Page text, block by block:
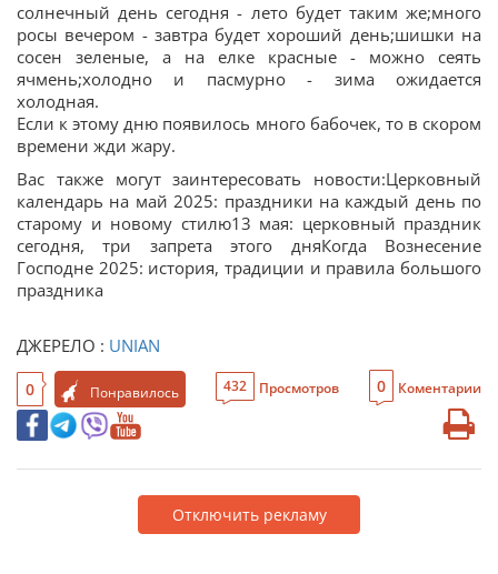
солнечный день сегодня - лето будет таким же;много
росы вечером - завтра будет хороший день;шишки на
сосен зеленые, а на елке красные - можно сеять
ячмень;холодно и пасмурно - зима ожидается
холодная.
Если к этому дню появилось много бабочек, то в скором
времени жди жару.
Вас также могут заинтересовать новости:Церковный
календарь на май 2025: праздники на каждый день по
старому и новому стилю13 мая: церковный праздник
сегодня, три запрета этого дняКогда Вознесение
Господне 2025: история, традиции и правила большого
праздника
ДЖЕРЕЛО : UNIAN
0 Понравилось 432 Просмотров 0 Коментарии
Отключить рекламу